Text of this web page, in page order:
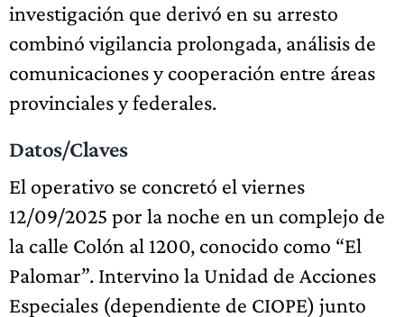
investigación que derivó en su arresto
combinó vigilancia prolongada, análisis de
comunicaciones y cooperación entre áreas
provinciales y federales.
Datos/Claves
El operativo se concretó el viernes
12/09/2025 por la noche en un complejo de
la calle Colón al 1200, conocido como “El
Palomar”. Intervino la Unidad de Acciones
Especiales (dependiente de CIOPE) junto